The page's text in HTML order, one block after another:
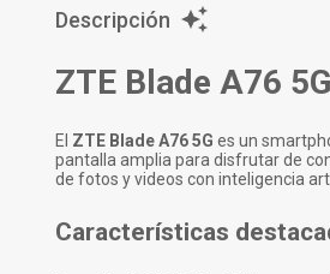
Descripción
ZTE Blade A76
El ZTE Blade A76 5G es un
pantalla amplia para disfrutar de
de fotos y videos con inteligencia
Características